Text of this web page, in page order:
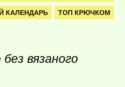
КАЛЕНДАРЬ ТОП КРЮЧКОМ
вязаного